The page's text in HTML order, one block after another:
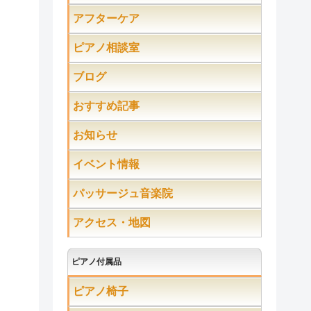
アフターケア
ピアノ相談室
ブログ
おすすめ記事
お知らせ
イベント情報
パッサージュ音楽院
アクセス・地図
ピアノ付属品
ピアノ椅子